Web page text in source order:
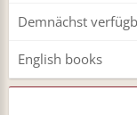
Demnächst
English books